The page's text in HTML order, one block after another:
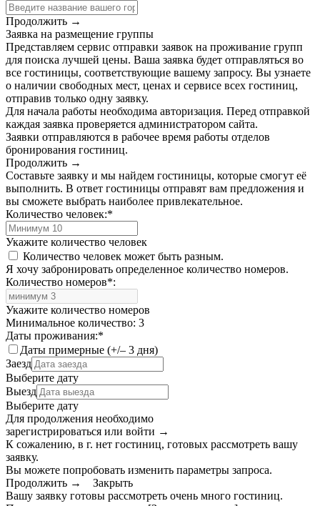
Продолжить →
Заявка на размещение группы
Представляем сервис отправки заявок на проживание групп
для поиска лучшей цены. Ваша заявка будет отправляться во
все гостиницы, соответствующие вашему запросу. Вы узнаете
о наличии свободных мест, ценах и сервисе всех гостиниц,
отправив только одну заявку.
Для начала работы необходима авторизация. Перед отправкой
каждая заявка проверяется администратором сайта.
Заявки отправляются в рабочее время работы отделов
бронирования гостиниц.
Продолжить →
Составьте заявку и мы найдем гостиницы, которые смогут её
выполнить. В ответ гостиницы отправят вам предложения и
вы сможете выбрать наиболее привлекательное.
Количество человек:*
Укажите количество человек
Количество человек может быть разным.
Я хочу забронировать определенное количество номеров.
Количество номеров*:
Укажите количество номеров
Минимальное количество: 3
Даты проживания:*
Даты примерные (+/– 3 дня)
Заезд
Выберите дату
Выезд
Выберите дату
Для продолжения необходимо
зарегистрироваться или войти →
К сожалению, в г. нет гостиниц, готовых рассмотреть вашу
заявку.
Вы можете попробовать изменить параметры запроса.
Продолжить →
Закрыть
Вашу заявку готовы рассмотреть очень много гостиниц.